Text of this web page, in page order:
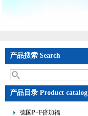
产品搜索 Search
产品目录 Product catalog
德国P+F倍加福